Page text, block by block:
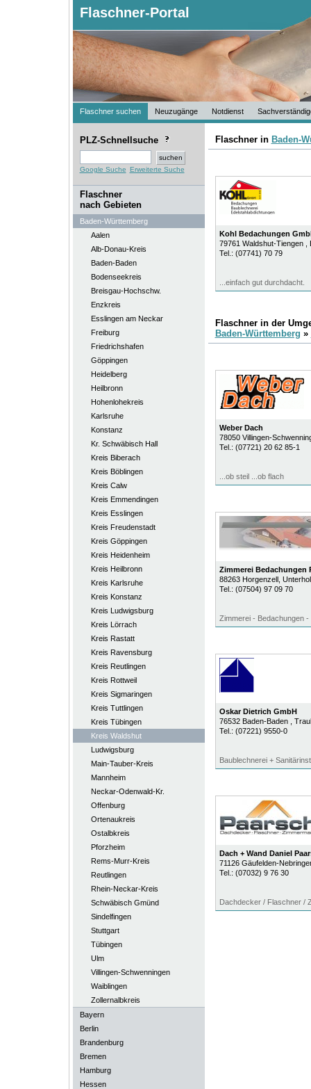
Flaschner-Portal
Flaschner suchen Neuzugänge Notdienst
PLZ-Schnellsuche
Google Suche Erweiterte Suche
Flaschner
nach Gebieten
Baden-Württemberg
Aalen
Alb-Donau-Kreis
Baden-Baden
Bodenseekreis
Breisgau-Hochschw.
Enzkreis
Esslingen am Neckar
Freiburg
Friedrichshafen
Göppingen
Heidelberg
Heilbronn
Hohenlohekreis
Karlsruhe
Konstanz
Kr. Schwäbisch Hall
Kreis Biberach
Kreis Böblingen
Kreis Calw
Kreis Emmendingen
Kreis Esslingen
Kreis Freudenstadt
Kreis Göppingen
Kreis Heidenheim
Kreis Heilbronn
Kreis Karlsruhe
Kreis Konstanz
Kreis Ludwigsburg
Kreis Lörrach
Kreis Rastatt
Kreis Ravensburg
Kreis Reutlingen
Kreis Rottweil
Kreis Sigmaringen
Kreis Tuttlingen
Kreis Tübingen
Kreis Waldshut
Ludwigsburg
Main-Tauber-Kreis
Mannheim
Neckar-Odenwald-Kr.
Offenburg
Ortenaukreis
Ostalbkreis
Pforzheim
Rems-Murr-Kreis
Reutlingen
Rhein-Neckar-Kreis
Schwäbisch Gmünd
Sindelfingen
Stuttgart
Tübingen
Ulm
Villingen-Schwenningen
Waiblingen
Zollernalbkreis
Bayern
Berlin
Brandenburg
Bremen
Hamburg
Hessen
Flaschner in Baden-
Kohl Bedachungen
79761 Waldshut-Tiengen
Tel.: (07741) 70 79
...einfach gut durchdacht.
Flaschner in der
Baden-Württemberg »
Weber Dach
78050 Villingen-
Tel.: (07721) 20 62 85-1
...ob steil ...ob flach
Zimmerei Bedachungen
88263 Horgenzell,
Tel.: (07504) 97 09 70
Zimmerei - Bedachungen -
Oskar Dietrich GmbH
76532 Baden-Baden
,
Tel.: (07221) 9550-0
Baublechnerei +
Dach + Wand Daniel
71126 Gäufelden-
Tel.: (07032) 9 76 30
Dachdecker / Flaschner /